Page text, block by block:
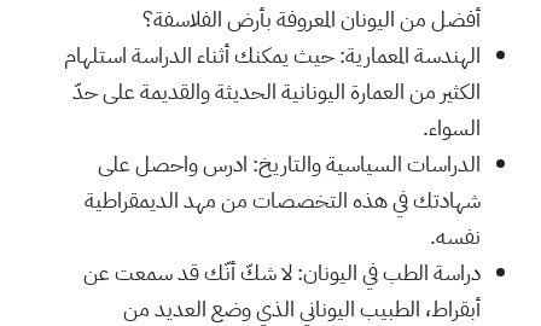
أفضل من اليونان المعروفة بأرض الفلاسفة؟
الهندسة المعمارية: حيث يمكنك أثناء الدراسة استلهام
الكثير من العمارة اليونانية الحديثة والقديمة على حدّ
السواء.
الدراسات السياسية والتاريخ: ادرس واحصل على
شهادتك في هذه التخصصات من مهد الديمقراطية
نفسه.
دراسة الطب في اليونان: لا شكّ أنّك قد سمعت عن
أبقراط، الطبيب اليوناني الذي وضع العديد من